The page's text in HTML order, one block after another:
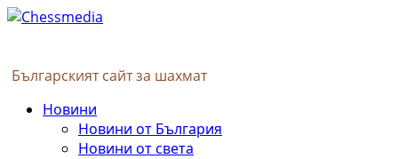
Skip
Българският сайт за шахмат
PrimaryНовини
Новини от България
Новини от света